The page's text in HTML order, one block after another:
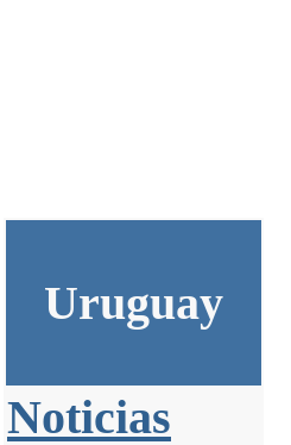
Uruguay
Noticias